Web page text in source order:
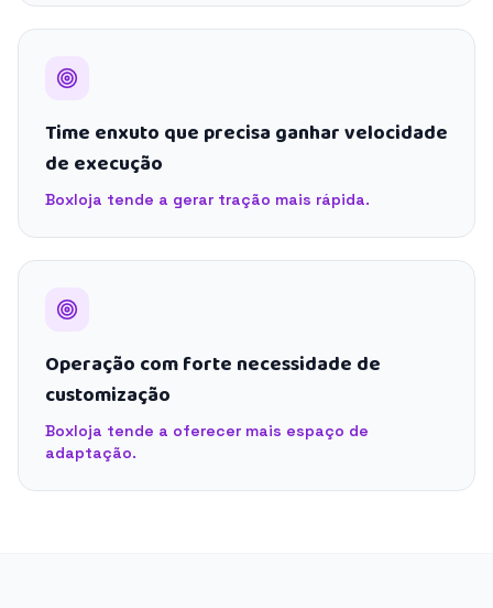
Time enxuto que precisa ganhar velocidade
de execução
Boxloja tende a gerar tração mais rápida.
Operação com forte necessidade de
customização
Boxloja tende a oferecer mais espaço de
adaptação.